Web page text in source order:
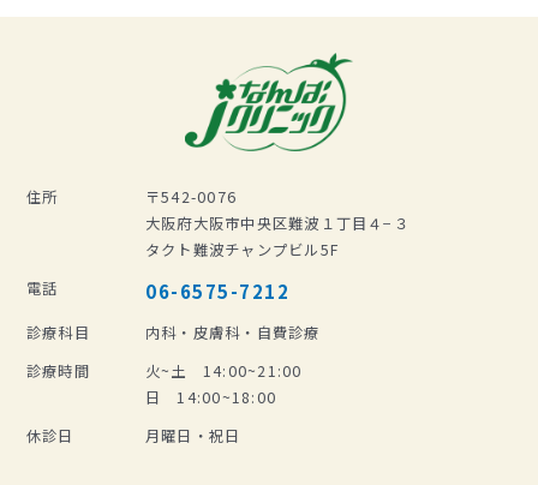
住所
〒542-0076
大阪府大阪市中央区難波１丁目４−３
タクト難波チャンプビル5F
電話
06-6575-7212
診療科目
内科・皮膚科・自費診療
診療時間
火~土 14:00~21:00
日 14:00~18:00
休診日
月曜日・祝日